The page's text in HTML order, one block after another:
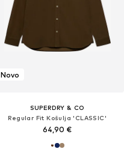
Novo
SUPERDRY & CO
Regular Fit Košulja 'CLASSIC'
64,90 €